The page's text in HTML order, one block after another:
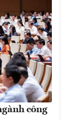
công